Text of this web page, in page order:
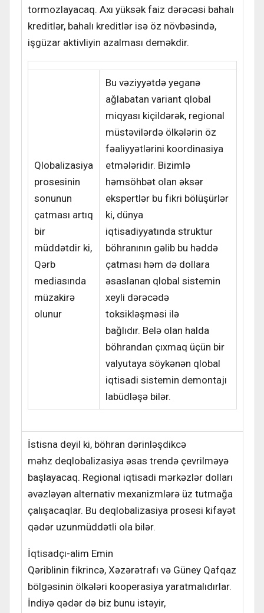
tormozlayacaq. Axı yüksək faiz dərəcəsi bahalı
kreditlər, bahalı kreditlər isə öz növbəsində,
işgüzar aktivliyin azalması deməkdir.
Qlobalizasiya
prosesinin
sonunun
çatması artıq
bir
müddətdir ki,
Qərb
mediasında
müzakirə
olunur
Bu vəziyyətdə yeganə
ağlabatan variant qlobal
miqyası kiçildərək, regional
müstəvilərdə ölkələrin öz
fəaliyyətlərini koordinasiya
etmələridir. Bizimlə
həmsöhbət olan əksər
ekspertlər bu fikri bölüşürlər
ki, dünya
iqtisadiyyatında struktur
böhranının gəlib bu həddə
çatması həm də dollara
əsaslanan qlobal sistemin
xeyli dərəcədə
toksikləşməsi ilə
bağlıdır. Belə olan halda
böhrandan çıxmaq üçün bir
valyutaya söykənən qlobal
iqtisadi sistemin demontajı
labüdləşə bilər.
İstisna deyil ki, böhran dərinləşdikcə
məhz deqlobalizasiya əsas trendə çevrilməyə
başlayacaq. Regional iqtisadi mərkəzlər dolları
əvəzləyən alternativ mexanizmlərə üz tutmağa
çalışacaqlar. Bu deqlobalizasiya prosesi kifayət
qədər uzunmüddətli ola bilər.
İqtisadçı-alim Emin
Qəriblinin fikrincə, Xəzərətrafı və Güney Qafqaz
bölgəsinin ölkələri kooperasiya yaratmalıdırlar.
İndiyə qədər də biz bunu istəyir,